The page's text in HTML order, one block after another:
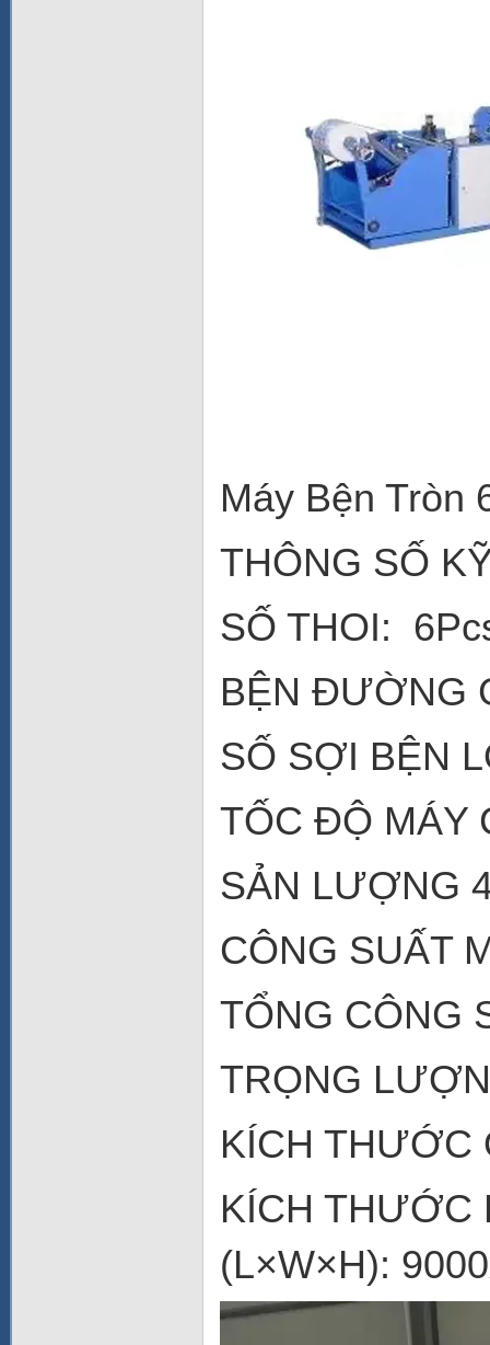
Máy Bện Tròn
THÔNG SỐ
SỐ THOI:
BỆN ĐƯỜNG
SỐ SỢI BỆN
TỐC ĐỘ MÁY
SẢN LƯỢNG
CÔNG SUẤT
TỔNG CÔNG
TRỌNG
KÍCH
KÍCH THƯỚC
(L×W×H):